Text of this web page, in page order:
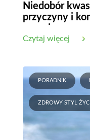
Niedobór
przyczyny i
organizmu
Czytaj więcej
PORADNIK
ZDROWY STYL